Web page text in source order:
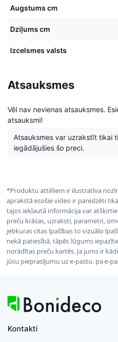
Augstums cm
Dziļums cm
Izcelsmes valsts
Atsauksmes
Vēl nav nevienas atsauksmes.
atsauksmi!
Atsauksmes var uzrakstīt tikai
iegādājušies šo preci.
*Produktu attēliem ir ilustratīva
aprakstā esošie video ir paredzēti
tajos iekļautā informācija var
preču krāsas, uzraksti, parametri,
jebkuras citas īpašības to vizuālo
nekā patiesībā, tāpēc lūgums
norādītas preču kartēs. Ja jums ir
jūsu pieprasījumu uz e-pastu. pa e-
Kontakti